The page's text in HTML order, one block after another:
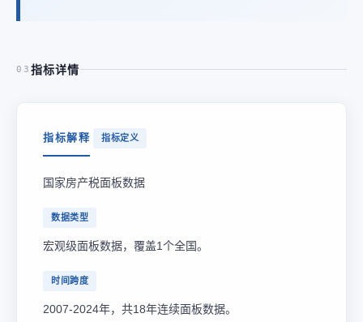
03 指标详情
指标解释 指标定义
国家房产税面板数据
数据类型
宏观级面板数据，覆盖1个全国。
时间跨度
2007-2024年，共18年连续面板数据。